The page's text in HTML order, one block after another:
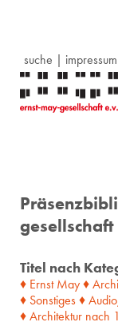
suche | impressum
gesellschaft
Titel nach
♦ Ernst May♦
♦ Sonstiges♦
♦ Architektur nach